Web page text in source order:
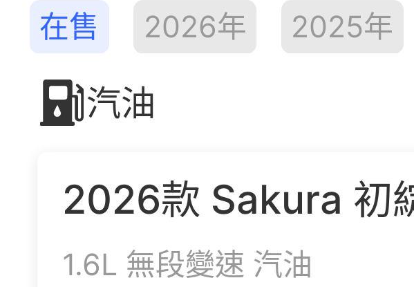
在售 2026年 2025年
汽油
2026款 Sakura 初
1.6L 無段變速 汽油